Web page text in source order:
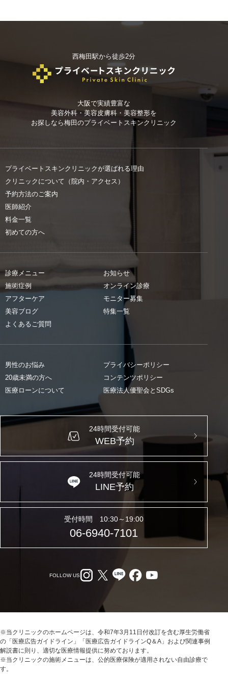
西梅田駅から徒歩2分
大阪で実績豊富な
美容外科・美容皮膚科・美容整形を
お探しなら梅田のプライベートスキンクリニック
プライベートスキンクリニックが選ばれる理由
クリニックについて（院内・アクセス）
予約方法のご案内
医師紹介
料金一覧
初めての方へ
診療メニュー
施術症例
アフターケア
美容ブログ
よくあるご質問
お知らせ
オンライン診療
モニター募集
特集一覧
男性のお悩み
20歳未満の方へ
医療ローンについて
プライバシーポリシー
コンテンツポリシー
医療法人優聖会とSDGs
24時間受付可能
WEB予約
24時間受付可能
LINE予約
受付時間 10:30～19:00
06-6940-7101
FOLLOW US
※当クリニックのホームページは、令和7年3月11日付改訂を含む厚生労働省
の「医療広告ガイドライン」「医療広告ガイドラインQ＆A」および関連事例
解説書に則り、適切な医療情報提供に努めております。
※当クリニックの施術メニューは、公的医療保険が適用されない自由診療で
す。